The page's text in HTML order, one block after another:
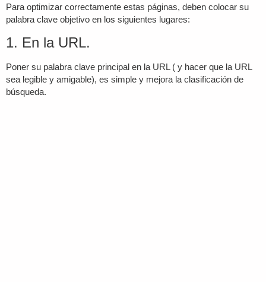
Para optimizar correctamente estas páginas, deben colocar su
palabra clave objetivo en los siguientes lugares:
1. En la URL.
Poner su palabra clave principal en la URL ( y hacer que la URL
sea legible y amigable), es simple y mejora la clasificación de
búsqueda.